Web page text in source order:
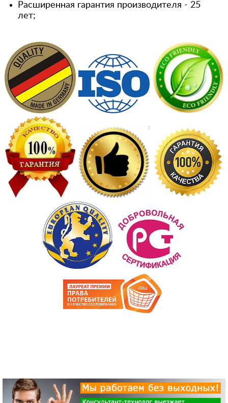
Расширенная гарантия производителя - 25
лет;